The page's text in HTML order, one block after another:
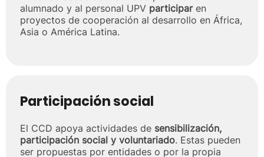
alumnado y al personal UPV participaren
proyectos de cooperación al desarrollo en África,
Asia o América Latina.
Participación social
El CCD apoya actividades de sensibilización,
participación social y voluntariado. Estas pueden
ser propuestas por entidades o por la propia